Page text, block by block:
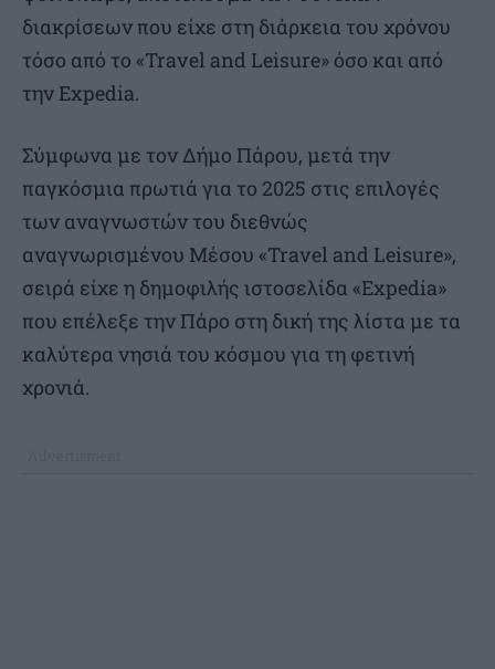
διακρίσεων που είχε στη διάρκεια του χρόνου
τόσο από το «Travel and Leisure» όσο και από
την Expedia.
Σύμφωνα με τον Δήμο Πάρου, μετά την
παγκόσμια πρωτιά για το 2025 στις επιλογές
των αναγνωστών του διεθνώς
αναγνωρισμένου Μέσου «Travel and Leisure»,
σειρά είχε η δημοφιλής ιστοσελίδα «Expedia»
που επέλεξε την Πάρο στη δική της λίστα με τα
καλύτερα νησιά του κόσμου για τη φετινή
χρονιά.